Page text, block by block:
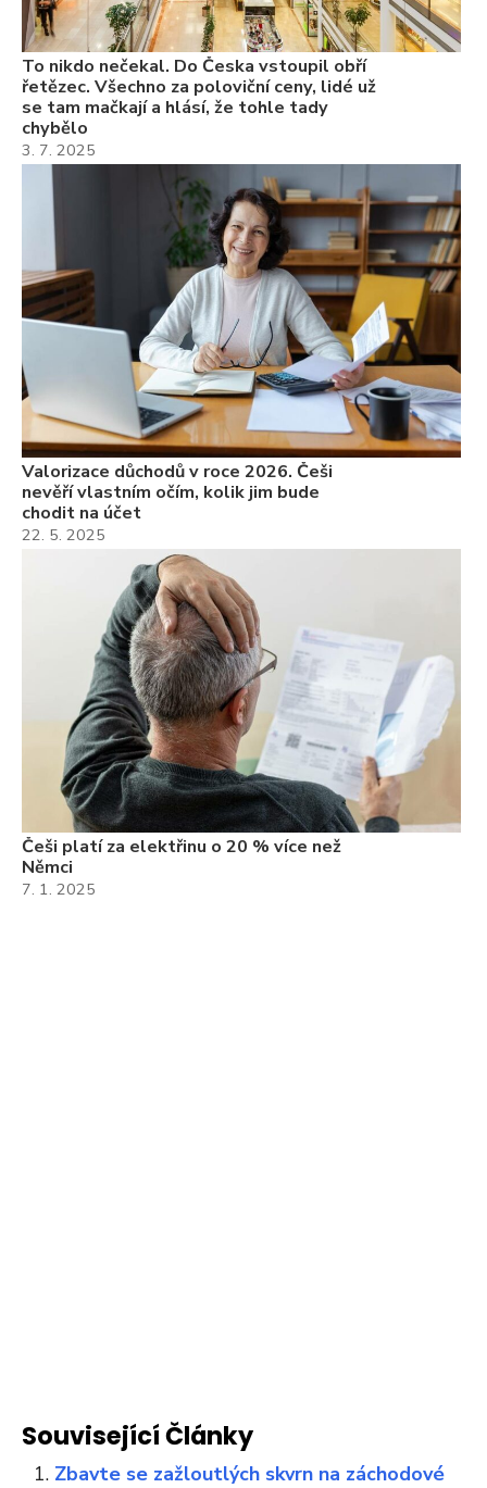
To nikdo nečekal. Do Česka vstoupil obří
řetězec. Všechno za poloviční ceny, lidé už
se tam mačkají a hlásí, že tohle tady
chybělo
3. 7. 2025
Valorizace důchodů v roce 2026. Češi
nevěří vlastním očím, kolik jim bude
chodit na účet
22. 5. 2025
Češi platí za elektřinu o 20 % více než
Němci
7. 1. 2025
Související Články
Zbavte se zažloutlých skvrn na záchodové